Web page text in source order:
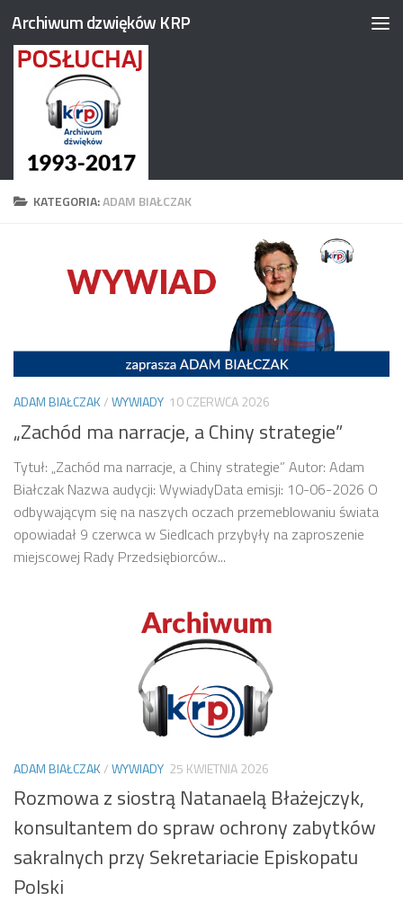
Przejdź do treści
Archiwum dzwięków KRP
KATEGORIA:ADAM BIAŁCZAK
ADAM BIAŁCZAK/WYWIADY 10 CZERWCA 2026
„Zachód ma narracje, a Chiny strategie”
Tytuł: „Zachód ma narracje, a Chiny strategie” Autor: Adam
Białczak Nazwa audycji: WywiadyData emisji: 10-06-2026 O
odbywającym się na naszych oczach przemeblowaniu świata
opowiadał 9 czerwca w Siedlcach przybyły na zaproszenie
miejscowej Rady Przedsiębiorców...
ADAM BIAŁCZAK/WYWIADY 25 KWIETNIA 2026
Rozmowa z siostrą Natanaelą Błażejczyk,
konsultantem do spraw ochrony zabytków
sakralnych przy Sekretariacie Episkopatu
Polski